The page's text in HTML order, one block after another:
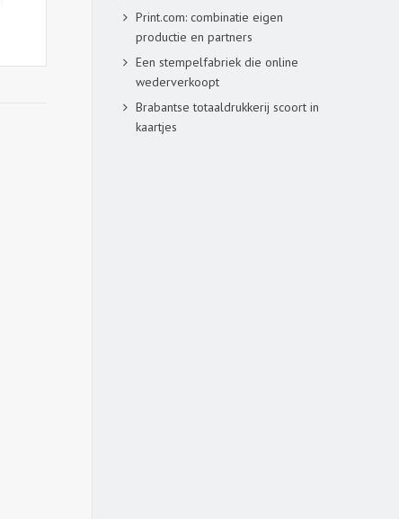
Print.com: combinatie eigen
productie en partners
Een stempelfabriek die online
wederverkoopt
Brabantse totaaldrukkerij scoort in
kaartjes